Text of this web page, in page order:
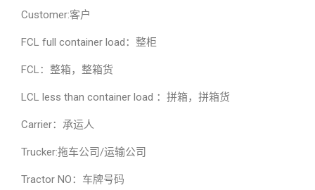
Customer:客户
FCL full container load：整柜
FCL：整箱，整箱货
LCL less than container load ：拼箱，拼箱货
Carrier：承运人
Trucker:拖车公司/运输公司
Tractor NO：车牌号码